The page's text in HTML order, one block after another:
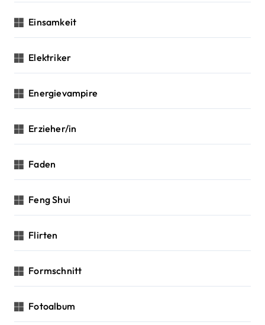
Einsamkeit
Elektriker
Energievampire
Erzieher/in
Faden
Feng Shui
Flirten
Formschnitt
Fotoalbum